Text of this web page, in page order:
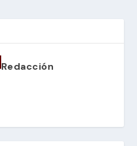
Redacción